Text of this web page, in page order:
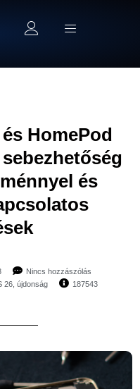
HomePod
és
Nincs hozzászólás
26 újdonság 187543